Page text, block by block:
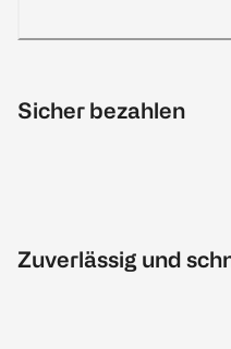
Sicher bezahlen
Zuverlässig und